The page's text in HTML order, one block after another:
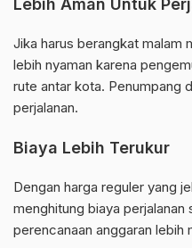
Lebih Aman Untuk
Jika harus berangkat malam
lebih nyaman karena
rute antar kota. Penumpang
perjalanan.
Biaya Lebih Terukur
Dengan harga reguler yang
menghitung biaya perjalanan
perencanaan anggaran lebih